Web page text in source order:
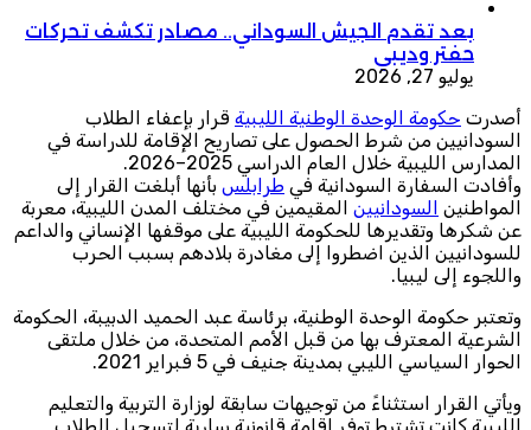
بعد تقدم الجيش السوداني.. مصادر تكشف تحركات
حفتر وديبي
يوليو 27, 2026
أصدرت حكومة الوحدة الوطنية الليبية قرار بإعفاء الطلاب
السودانيين من شرط الحصول على تصاريح الإقامة للدراسة في
المدارس الليبية خلال العام الدراسي 2025–2026.
وأفادت السفارة السودانية في طرابلس بأنها أبلغت القرار إلى
المواطنين السودانيين المقيمين في مختلف المدن الليبية، معربة
عن شكرها وتقديرها للحكومة الليبية على موقفها الإنساني والداعم
للسودانيين الذين اضطروا إلى مغادرة بلادهم بسبب الحرب
واللجوء إلى ليبيا.
وتعتبر حكومة الوحدة الوطنية، برئاسة عبد الحميد الدبيبة، الحكومة
الشرعية المعترف بها من قبل الأمم المتحدة، من خلال ملتقى
الحوار السياسي الليبي بمدينة جنيف في 5 فبراير 2021.
ويأتي القرار استثناءً من توجيهات سابقة لوزارة التربية والتعليم